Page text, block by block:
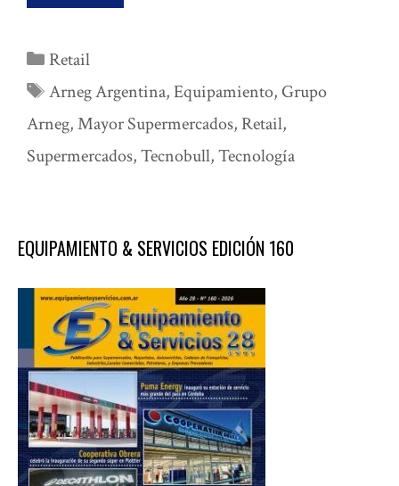
Categorías
Retail
Etiquetas
Arneg Argentina,Equipamiento, Grupo
Arneg,Mayor Supermercados, Retail,
Supermercados,Tecnobull,Tecnología
EQUIPAMIENTO & SERVICIOS EDICIÓN 160